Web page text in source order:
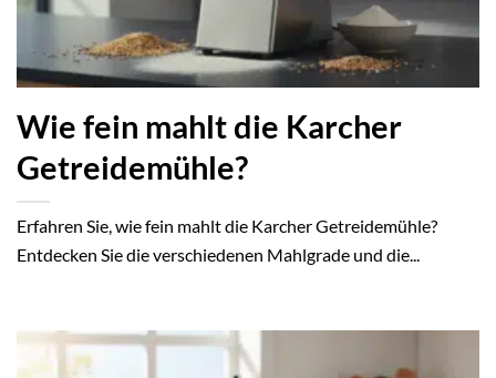
Wie fein mahlt die Karcher
Getreidemühle?
Erfahren Sie, wie fein mahlt die Karcher Getreidemühle?
Entdecken Sie die verschiedenen Mahlgrade und die...